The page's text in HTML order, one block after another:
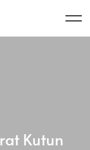
Kutun